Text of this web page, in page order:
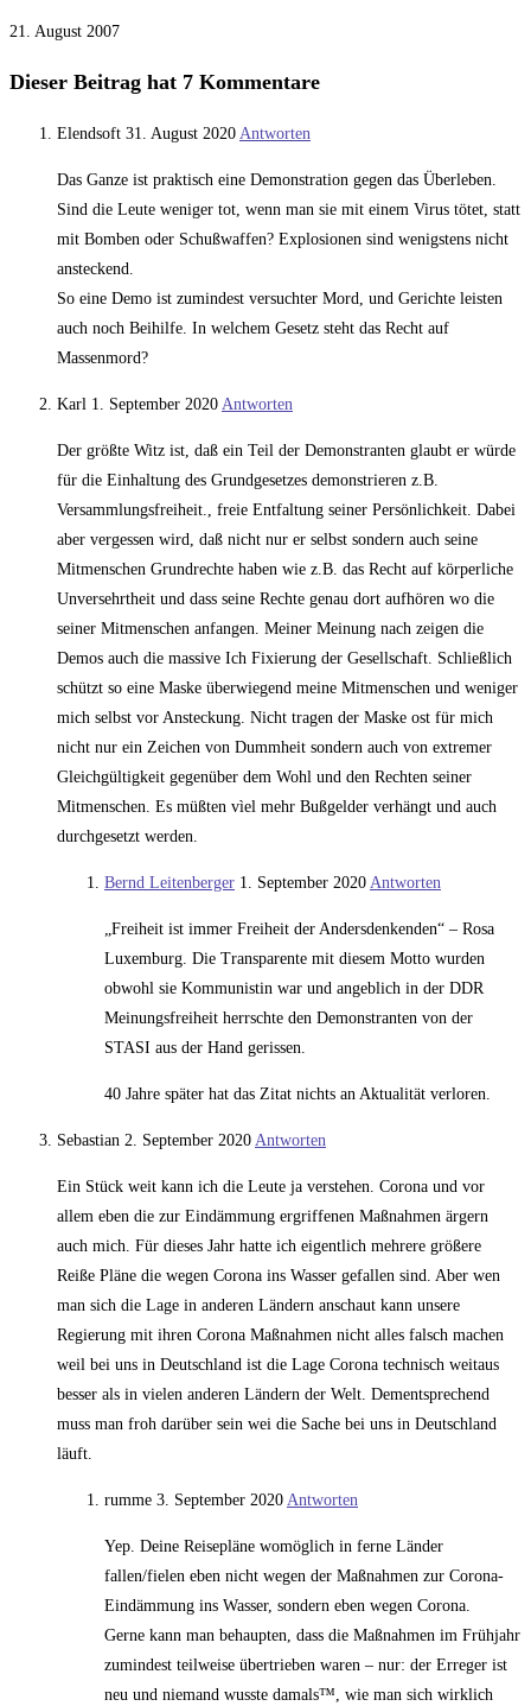
21. August 2007
Dieser Beitrag hat 7 Kommentare
Elendsoft 31. August 2020 Antworten
Das Ganze ist praktisch eine Demonstration gegen das Überleben.
Sind die Leute weniger tot, wenn man sie mit einem Virus tötet, statt
mit Bomben oder Schußwaffen? Explosionen sind wenigstens nicht
ansteckend.
So eine Demo ist zumindest versuchter Mord, und Gerichte leisten
auch noch Beihilfe. In welchem Gesetz steht das Recht auf
Massenmord?
Karl 1. September 2020 Antworten
Der größte Witz ist, daß ein Teil der Demonstranten glaubt er würde
für die Einhaltung des Grundgesetzes demonstrieren z.B.
Versammlungsfreiheit., freie Entfaltung seiner Persönlichkeit. Dabei
aber vergessen wird, daß nicht nur er selbst sondern auch seine
Mitmenschen Grundrechte haben wie z.B. das Recht auf körperliche
Unversehrtheit und dass seine Rechte genau dort aufhören wo die
seiner Mitmenschen anfangen. Meiner Meinung nach zeigen die
Demos auch die massive Ich Fixierung der Gesellschaft. Schließlich
schützt so eine Maske überwiegend meine Mitmenschen und weniger
mich selbst vor Ansteckung. Nicht tragen der Maske ost für mich
nicht nur ein Zeichen von Dummheit sondern auch von extremer
Gleichgültigkeit gegenüber dem Wohl und den Rechten seiner
Mitmenschen. Es müßten vìel mehr Bußgelder verhängt und auch
durchgesetzt werden.
Bernd Leitenberger 1. September 2020 Antworten
„Freiheit ist immer Freiheit der Andersdenkenden“ – Rosa
Luxemburg. Die Transparente mit diesem Motto wurden
obwohl sie Kommunistin war und angeblich in der DDR
Meinungsfreiheit herrschte den Demonstranten von der
STASI aus der Hand gerissen.
40 Jahre später hat das Zitat nichts an Aktualität verloren.
Sebastian 2. September 2020 Antworten
Ein Stück weit kann ich die Leute ja verstehen. Corona und vor
allem eben die zur Eindämmung ergriffenen Maßnahmen ärgern
auch mich. Für dieses Jahr hatte ich eigentlich mehrere größere
Reiße Pläne die wegen Corona ins Wasser gefallen sind. Aber wen
man sich die Lage in anderen Ländern anschaut kann unsere
Regierung mit ihren Corona Maßnahmen nicht alles falsch machen
weil bei uns in Deutschland ist die Lage Corona technisch weitaus
besser als in vielen anderen Ländern der Welt. Dementsprechend
muss man froh darüber sein wei die Sache bei uns in Deutschland
läuft.
rumme 3. September 2020 Antworten
Yep. Deine Reisepläne womöglich in ferne Länder
fallen/fielen eben nicht wegen der Maßnahmen zur Corona-
Eindämmung ins Wasser, sondern eben wegen Corona.
Gerne kann man behaupten, dass die Maßnahmen im Frühjahr
zumindest teilweise übertrieben waren – nur: der Erreger ist
neu und niemand wusste damals™, wie man sich wirklich